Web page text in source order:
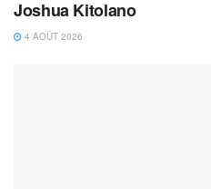
Joshua Kitolano
4 AOÛT 2026